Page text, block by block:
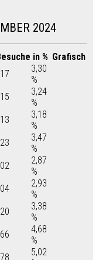
2024
in % Grafisch
3,30
%
3,24
%
3,18
%
3,47
%
2,87
%
2,93
%
3,38
%
4,68
%
5,02